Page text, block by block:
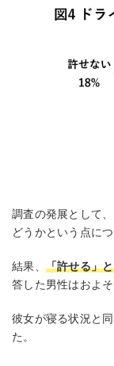
調査の発展として
どうかという点に
結果、 「許せる」
答した男性はおよ
彼女が寝る状況と
た。